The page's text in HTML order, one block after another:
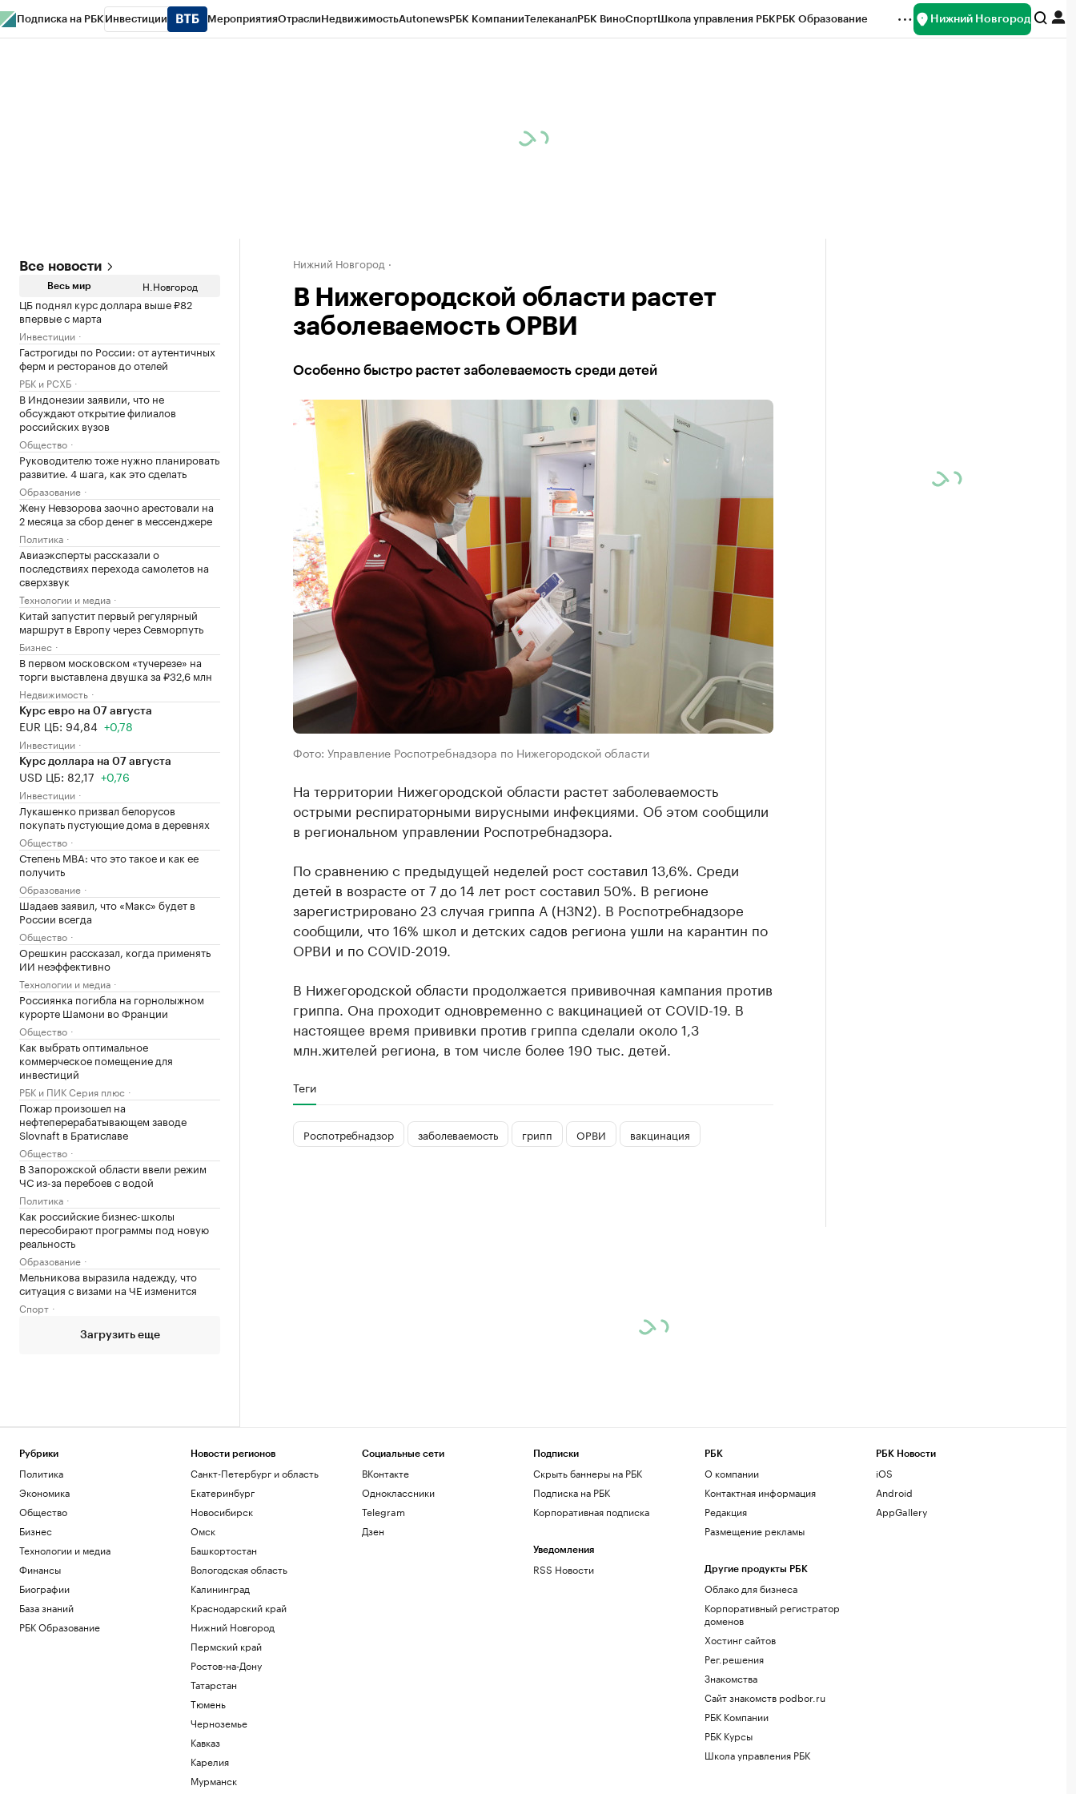
Подписка на РБК Инвестиции МероприятияОтраслиНедвижимостьAutonewsРБК КомпанииТелеканалРБК ВиноСпортШкола управления РБКРБК Образование Нижний Новгород
Все новости
Весь мир Н.Новгород
ЦБ поднял курс доллара выше ₽82
впервые с марта
Инвестиции
Гастрогиды по России: от аутентичных
ферм и ресторанов до отелей
РБК и РСХБ
В Индонезии заявили, что не
обсуждают открытие филиалов
российских вузов
Общество
Руководителю тоже нужно планировать
развитие. 4 шага, как это сделать
Образование
Жену Невзорова заочно арестовали на
2 месяца за сбор денег в мессенджере
Политика
Авиаэксперты рассказали о
последствиях перехода самолетов на
сверхзвук
Технологии и медиа
Китай запустит первый регулярный
маршрут в Европу через Севморпуть
Бизнес
В первом московском «тучерезе» на
торги выставлена двушка за ₽32,6 млн
Недвижимость
Курс евро на 07 августа
EUR ЦБ: 94,84 +0,78
Инвестиции
Курс доллара на 07 августа
USD ЦБ: 82,17 +0,76
Инвестиции
Лукашенко призвал белорусов
покупать пустующие дома в деревнях
Общество
Степень MBA: что это такое и как ее
получить
Образование
Шадаев заявил, что «Макс» будет в
России всегда
Общество
Орешкин рассказал, когда применять
ИИ неэффективно
Технологии и медиа
Россиянка погибла на горнолыжном
курорте Шамони во Франции
Общество
Как выбрать оптимальное
коммерческое помещение для
инвестиций
РБК и ПИК Серия плюс
Пожар произошел на
нефтеперерабатывающем заводе
Slovnaft в Братиславе
Общество
В Запорожской области ввели режим
ЧС из-за перебоев с водой
Политика
Как российские бизнес-школы
пересобирают программы под новую
реальность
Образование
Мельникова выразила надежду, что
ситуация с визами на ЧЕ изменится
Спорт
Загрузить еще
Нижний Новгород
В Нижегородской области растет
заболеваемость ОРВИ
Особенно быстро растет заболеваемость среди детей
Фото: Управление Роспотребнадзора по Нижегородской области
На территории Нижегородской области растет заболеваемость
острыми респираторными вирусными инфекциями. Об этом сообщили
в региональном управлении Роспотребнадзора.
По сравнению с предыдущей неделей рост составил 13,6%. Среди
детей в возрасте от 7 до 14 лет рост составил 50%. В регионе
зарегистрировано 23 случая гриппа А (Н3N2). В Роспотребнадзоре
сообщили, что 16% школ и детских садов региона ушли на карантин по
ОРВИ и по COVID-2019.
В Нижегородской области продолжается прививочная кампания против
гриппа. Она проходит одновременно с вакцинацией от COVID-19. В
настоящее время прививки против гриппа сделали около 1,3
млн.жителей региона, в том числе более 190 тыс. детей.
Теги
Роспотребнадзор заболеваемость грипп ОРВИ вакцинация
Рубрики
Политика
Экономика
Общество
Бизнес
Технологии и медиа
Финансы
Биографии
База знаний
РБК Образование
Новости регионов
Санкт-Петербург и область
Екатеринбург
Новосибирск
Омск
Башкортостан
Вологодская область
Калининград
Краснодарский край
Нижний Новгород
Пермский край
Ростов-на-Дону
Татарстан
Тюмень
Черноземье
Кавказ
Карелия
Мурманск
Социальные сети
ВКонтакте
Одноклассники
Telegram
Дзен
Подписки
Скрыть баннеры на РБК
Подписка на РБК
Корпоративная подписка
Уведомления
RSS Новости
РБК
О компании
Контактная информация
Редакция
Размещение рекламы
Другие продукты РБК
Облако для бизнеса
Корпоративный регистратор
доменов
Хостинг сайтов
Рег.решения
Знакомства
Сайт знакомств podbor.ru
РБК Компании
РБК Курсы
Школа управления РБК
РБК Новости
iOS
Android
AppGallery